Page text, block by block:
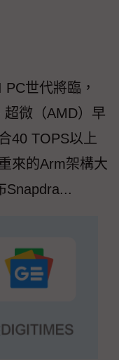
世代將臨，
微（AMD）早
40 TOPS以上
來的Arm架構大
Snapdra...